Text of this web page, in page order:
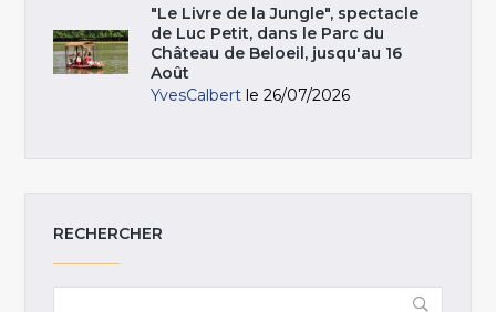
"Le Livre de la Jungle", spectacle
de Luc Petit, dans le Parc du
Château de Beloeil, jusqu'au 16
Août
YvesCalbert le 26/07/2026
RECHERCHER